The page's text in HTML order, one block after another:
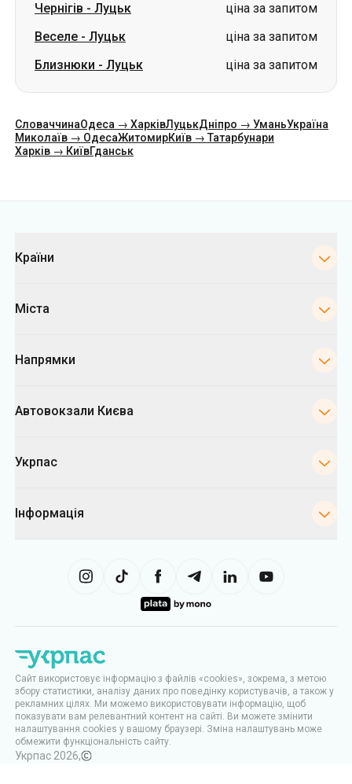
Чернігів - Луцьк
ціна за запитом
Веселе - Луцьк
ціна за запитом
Близнюки - Луцьк ціна за запитом
СловаччинаОдеса → ХарківЛуцькДніпро → УманьУкраїна
Миколаїв → ОдесаЖитомирКиїв → Татарбунари
Харків → КиївГданськ
Країни
Міста
Напрямки
Автовокзали Києва
Укрпас
Інформація
Сайт використовує інформацію з файлів «cookies», зокрема, з метою
збору статистики, аналізу даних про поведінку користувачів, а також у
рекламних цілях. Ми можемо використовувати інформацію, щоб
показувати вам релевантний контент на сайті. Ви можете змінити
налаштування cookies у вашому браузері. Зміна налаштувань може
обмежити функціональність сайту.
Укрпас 2026,